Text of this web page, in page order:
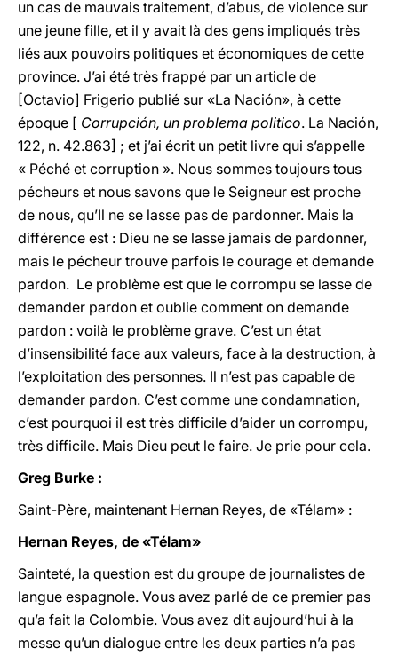
un cas de mauvais traitement, d’abus, de violence sur
une jeune fille, et il y avait là des gens impliqués très
liés aux pouvoirs politiques et économiques de cette
province. J’ai été très frappé par un article de
[Octavio] Frigerio publié sur «La Nación», à cette
époque [ Corrupción, un problema politico. La Nación,
122, n. 42.863] ; et j’ai écrit un petit livre qui s’appelle
« Péché et corruption ». Nous sommes toujours tous
pécheurs et nous savons que le Seigneur est proche
de nous, qu’Il ne se lasse pas de pardonner. Mais la
différence est : Dieu ne se lasse jamais de pardonner,
mais le pécheur trouve parfois le courage et demande
pardon. Le problème est que le corrompu se lasse de
demander pardon et oublie comment on demande
pardon : voilà le problème grave. C’est un état
d’insensibilité face aux valeurs, face à la destruction, à
l’exploitation des personnes. Il n’est pas capable de
demander pardon. C’est comme une condamnation,
c’est pourquoi il est très difficile d’aider un corrompu,
très difficile. Mais Dieu peut le faire. Je prie pour cela.
Greg Burke :
Saint-Père, maintenant Hernan Reyes, de «Télam» :
Hernan Reyes, de «Télam»
Sainteté, la question est du groupe de journalistes de
langue espagnole. Vous avez parlé de ce premier pas
qu’a fait la Colombie. Vous avez dit aujourd’hui à la
messe qu’un dialogue entre les deux parties n’a pas